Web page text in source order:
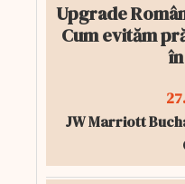
Upgrade
Cum evităm
JW Marriott